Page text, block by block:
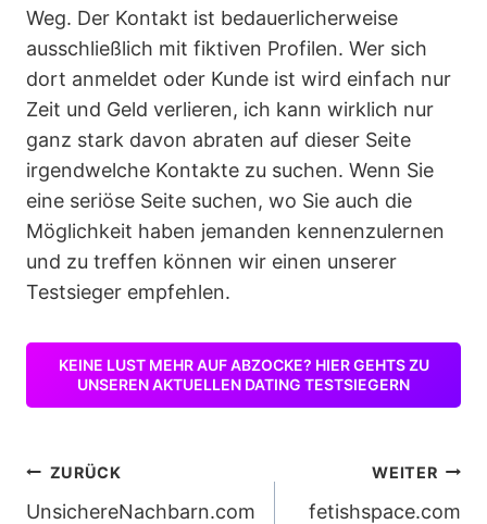
Weg. Der Kontakt ist bedauerlicherweise
ausschließlich mit fiktiven Profilen. Wer sich
dort anmeldet oder Kunde ist wird einfach nur
Zeit und Geld verlieren, ich kann wirklich nur
ganz stark davon abraten auf dieser Seite
irgendwelche Kontakte zu suchen. Wenn Sie
eine seriöse Seite suchen, wo Sie auch die
Möglichkeit haben jemanden kennenzulernen
und zu treffen können wir einen unserer
Testsieger empfehlen.
KEINE LUST MEHR AUF ABZOCKE? HIER GEHTS ZU
UNSEREN AKTUELLEN DATING TESTSIEGERN
Beitragsnavigation
ZURÜCK
UnsichereNachbarn.com
WEITER
fetishspace.com